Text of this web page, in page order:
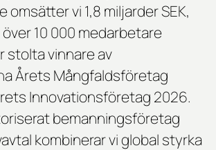
omsätter vi 1,8 miljarder SEK,
10 000 medarbetare
stolta vinnare av
Årets Mångfaldsföretag
Innovationsföretag 2026.
bemanningsföretag
kombinerar vi global styrka